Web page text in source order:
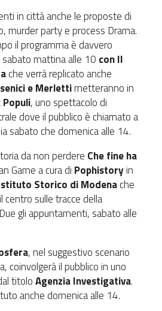
in città anche le proposte di
murder party e process Drama.
il programma è davvero
sabato mattina alle 10 con Il
che verrà replicato anche
e Merlettimetteranno in
Populi, uno spettacolo di
dove il pubblico è chiamato a
sabato che domenica alle 14.
da non perdere Che fine ha
Game a cura di Pophistoryin
Storico di Modenache
centro sulle tracce della
gli appuntamenti, sabato alle
, nel suggestivo scenario
coinvolgerà il pubblico in uno
titoloAgenzia Investigativa.
anche domenica alle 14.